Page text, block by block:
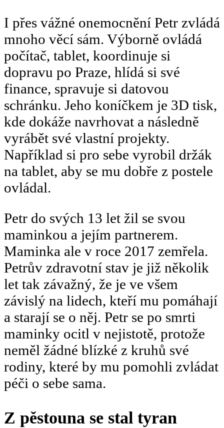
I přes vážné onemocnění Petr zvládá
mnoho věcí sám. Výborně ovládá
počítač, tablet, koordinuje si
dopravu po Praze, hlídá si své
finance, spravuje si datovou
schránku. Jeho koníčkem je 3D tisk,
kde dokáže navrhovat a následně
vyrábět své vlastní projekty.
Například si pro sebe vyrobil držák
na tablet, aby se mu dobře z postele
ovládal.
Petr do svých 13 let žil se svou
maminkou a jejím partnerem.
Maminka ale v roce 2017 zemřela.
Petrův zdravotní stav je již několik
let tak závažný, že je ve všem
závislý na lidech, kteří mu pomáhají
a starají se o něj. Petr se po smrti
maminky ocitl v nejistotě, protože
neměl žádné blízké z kruhů své
rodiny, které by mu pomohli zvládat
péči o sebe sama.
Z pěstouna se stal tyran